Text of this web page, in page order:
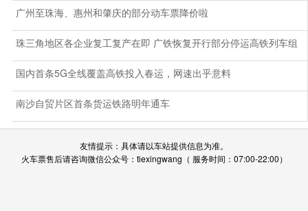
广州至珠海、惠州和肇庆的部分动车票降价啦
珠三角地区各企业复工复产在即 广铁恢复开行部分停运高铁列车组
国内首条5G全线覆盖高铁投入春运，网速出乎意料
南沙自贸片区首条货运铁路明年通车
友情提示：具体请以车站提供信息为准。
火车票售后请咨询微信公众号：tiexingwang（ 服务时间：07:00-22:00）